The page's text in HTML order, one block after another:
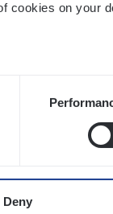
cookies on your
Deny